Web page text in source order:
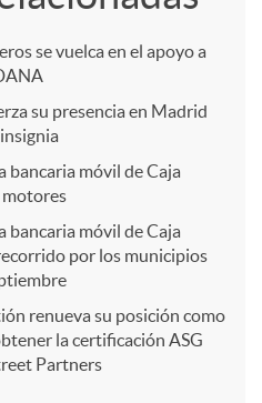
se vuelca en el apoyo a
su presencia en Madrid
bancaria móvil de Caja
motores
bancaria móvil de Caja
por los municipios
renueva su posición como
la certificación ASG
Partners